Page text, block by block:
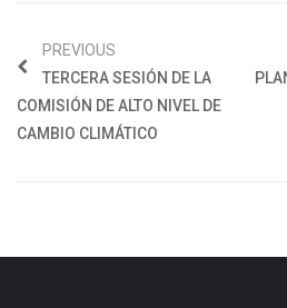
PREVIOUS
TERCERA SESIÓN DE LA
COMISIÓN DE ALTO NIVEL DE
CAMBIO CLIMÁTICO